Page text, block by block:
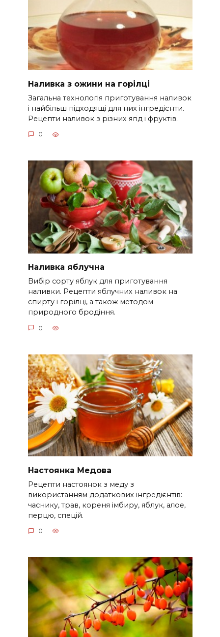
Наливка з ожини на горілці
Загальна технологія приготування наливок
і найбільш підходящі для них інгредієнти.
Рецепти наливок з різних ягід і фруктів.
0
Наливка яблучна
Вибір сорту яблук для приготування
наливки. Рецепти яблучних наливок на
спирту і горілці, а також методом
природного бродіння.
0
Настоянка Медова
Рецепти настоянок з меду з
використанням додаткових інгредієнтів:
часнику, трав, кореня імбиру, яблук, алое,
перцю, спецій.
0